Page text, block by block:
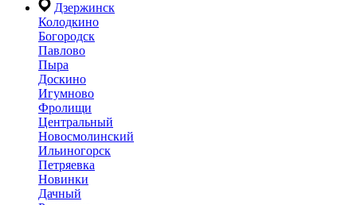
Дзержинск
Колодкино
Богородск
Павлово
Пыра
Доскино
Игумново
Фролищи
Центральный
Новосмолинский
Ильиногорск
Петряевка
Новинки
Дачный